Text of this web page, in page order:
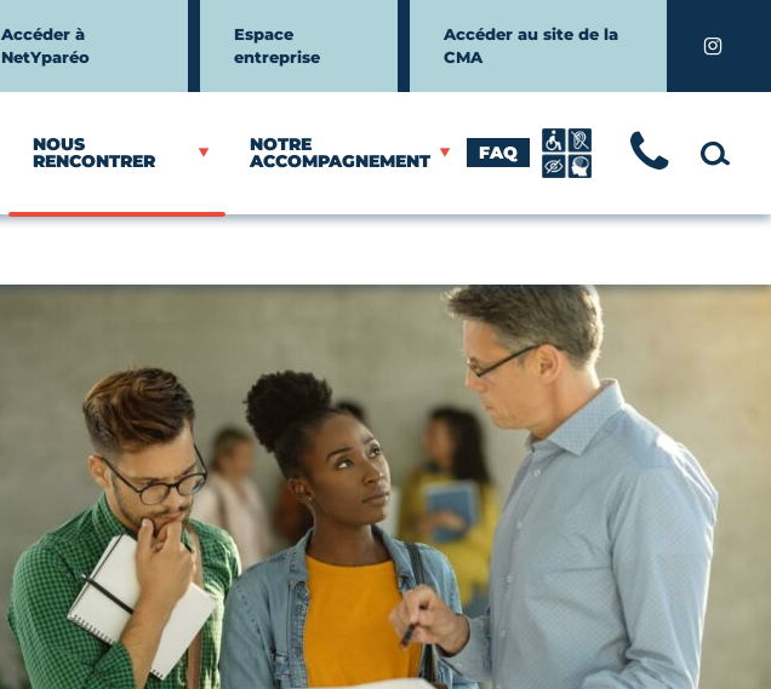
Accéder à
NetYparéo
Espace
entreprise
Accéder au site de la
CMA
NOUS
RENCONTRER
NOTRE
ACCOMPAGNEMENT FAQ